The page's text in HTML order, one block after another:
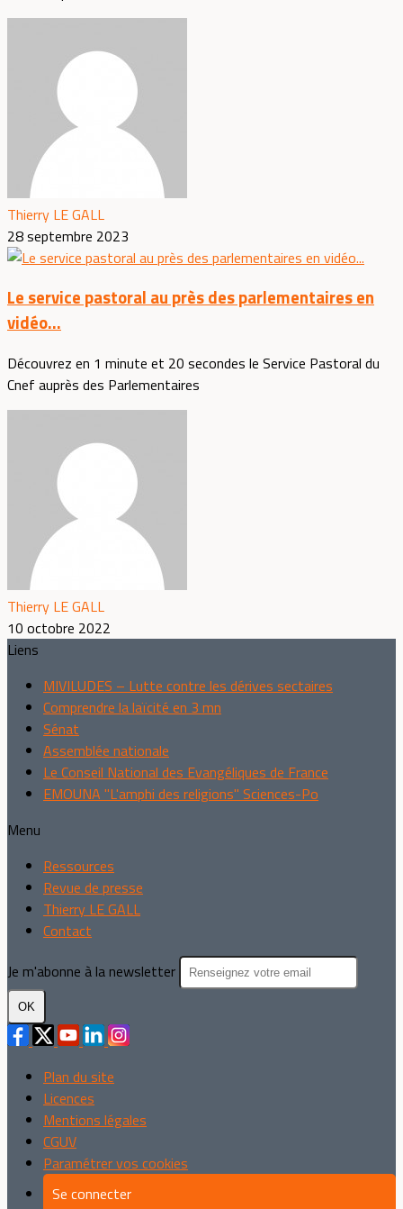
Thierry LE GALL
28 septembre 2023
Le service pastoral au près des parlementaires en
vidéo...
Découvrez en 1 minute et 20 secondes le Service Pastoral du
Cnef auprès des Parlementaires
Thierry LE GALL
10 octobre 2022
Liens
MIVILUDES – Lutte contre les dérives sectaires
Comprendre la laïcité en 3 mn
Sénat
Assemblée nationale
Le Conseil National des Evangéliques de France
EMOUNA "L'amphi des religions" Sciences-Po
Menu
Ressources
Revue de presse
Thierry LE GALL
Contact
Je m'abonne à la newsletter
OK
Plan du site
Licences
Mentions légales
CGUV
Paramétrer vos cookies
Se connecter